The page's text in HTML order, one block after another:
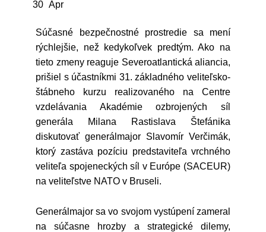
30 Apr
Súčasné bezpečnostné prostredie sa mení
rýchlejšie, než kedykoľvek predtým. Ako na
tieto zmeny reaguje Severoatlantická aliancia,
prišiel s účastníkmi 31. základného veliteľsko-
štábneho kurzu realizovaného na Centre
vzdelávania Akadémie ozbrojených síl
generála Milana Rastislava Štefánika
diskutovať generálmajor Slavomír Verčimák,
ktorý zastáva pozíciu predstaviteľa vrchného
veliteľa spojeneckých síl v Európe (SACEUR)
na veliteľstve NATO v Bruseli.
Generálmajor sa vo svojom vystúpení zameral
na súčasne hrozby a strategické dilemy,